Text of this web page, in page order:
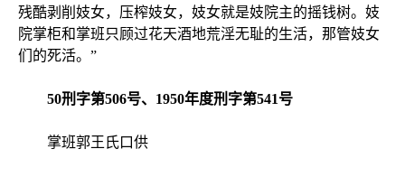
残酷剥削妓女，压榨妓女，妓女就是妓院主的摇钱树。妓
院掌柜和掌班只顾过花天酒地荒淫无耻的生活，那管妓女
们的死活。”
50刑字第506号、1950年度刑字第541号
掌班郭王氏口供